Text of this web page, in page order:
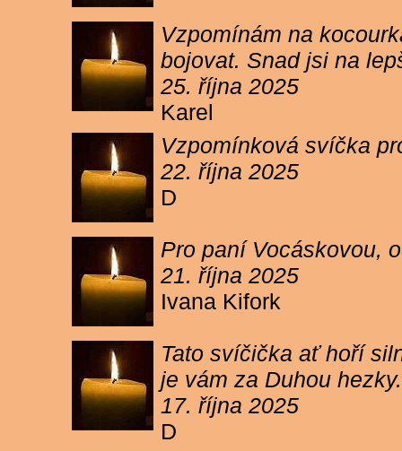
Vzpomínám na
bojovat. Snad jsi na
25. října 2025
Karel
Vzpomínková svíčka
22. října 2025
D
Pro paní Vocáskovou,
21. října 2025
Ivana Kifork
Tato svíčička ať hoří
je vám za Duhou
17. října 2025
D